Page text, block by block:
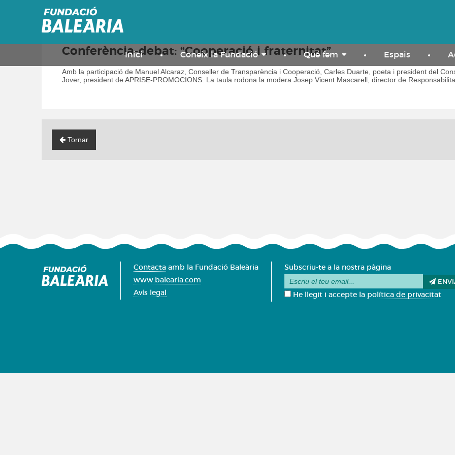
Inici Coneix la Fundació Qué fem Espais
Conferència-debat: “Cooperació i fraternitat”
Amb la participació de Manuel Alcaraz, Conseller de Transparència i Cooperació, Carles Duarte, poeta i president del
Jover, president de APRISE-PROMOCIONS. La taula rodona la modera Josep Vicent Mascarell, director de
Tornar
Contacta amb la Fundació Baleària
www.balearia.com
Avís legal
Subscriu-te a la nostra pàgina
He llegit i accepte la política de privacitat